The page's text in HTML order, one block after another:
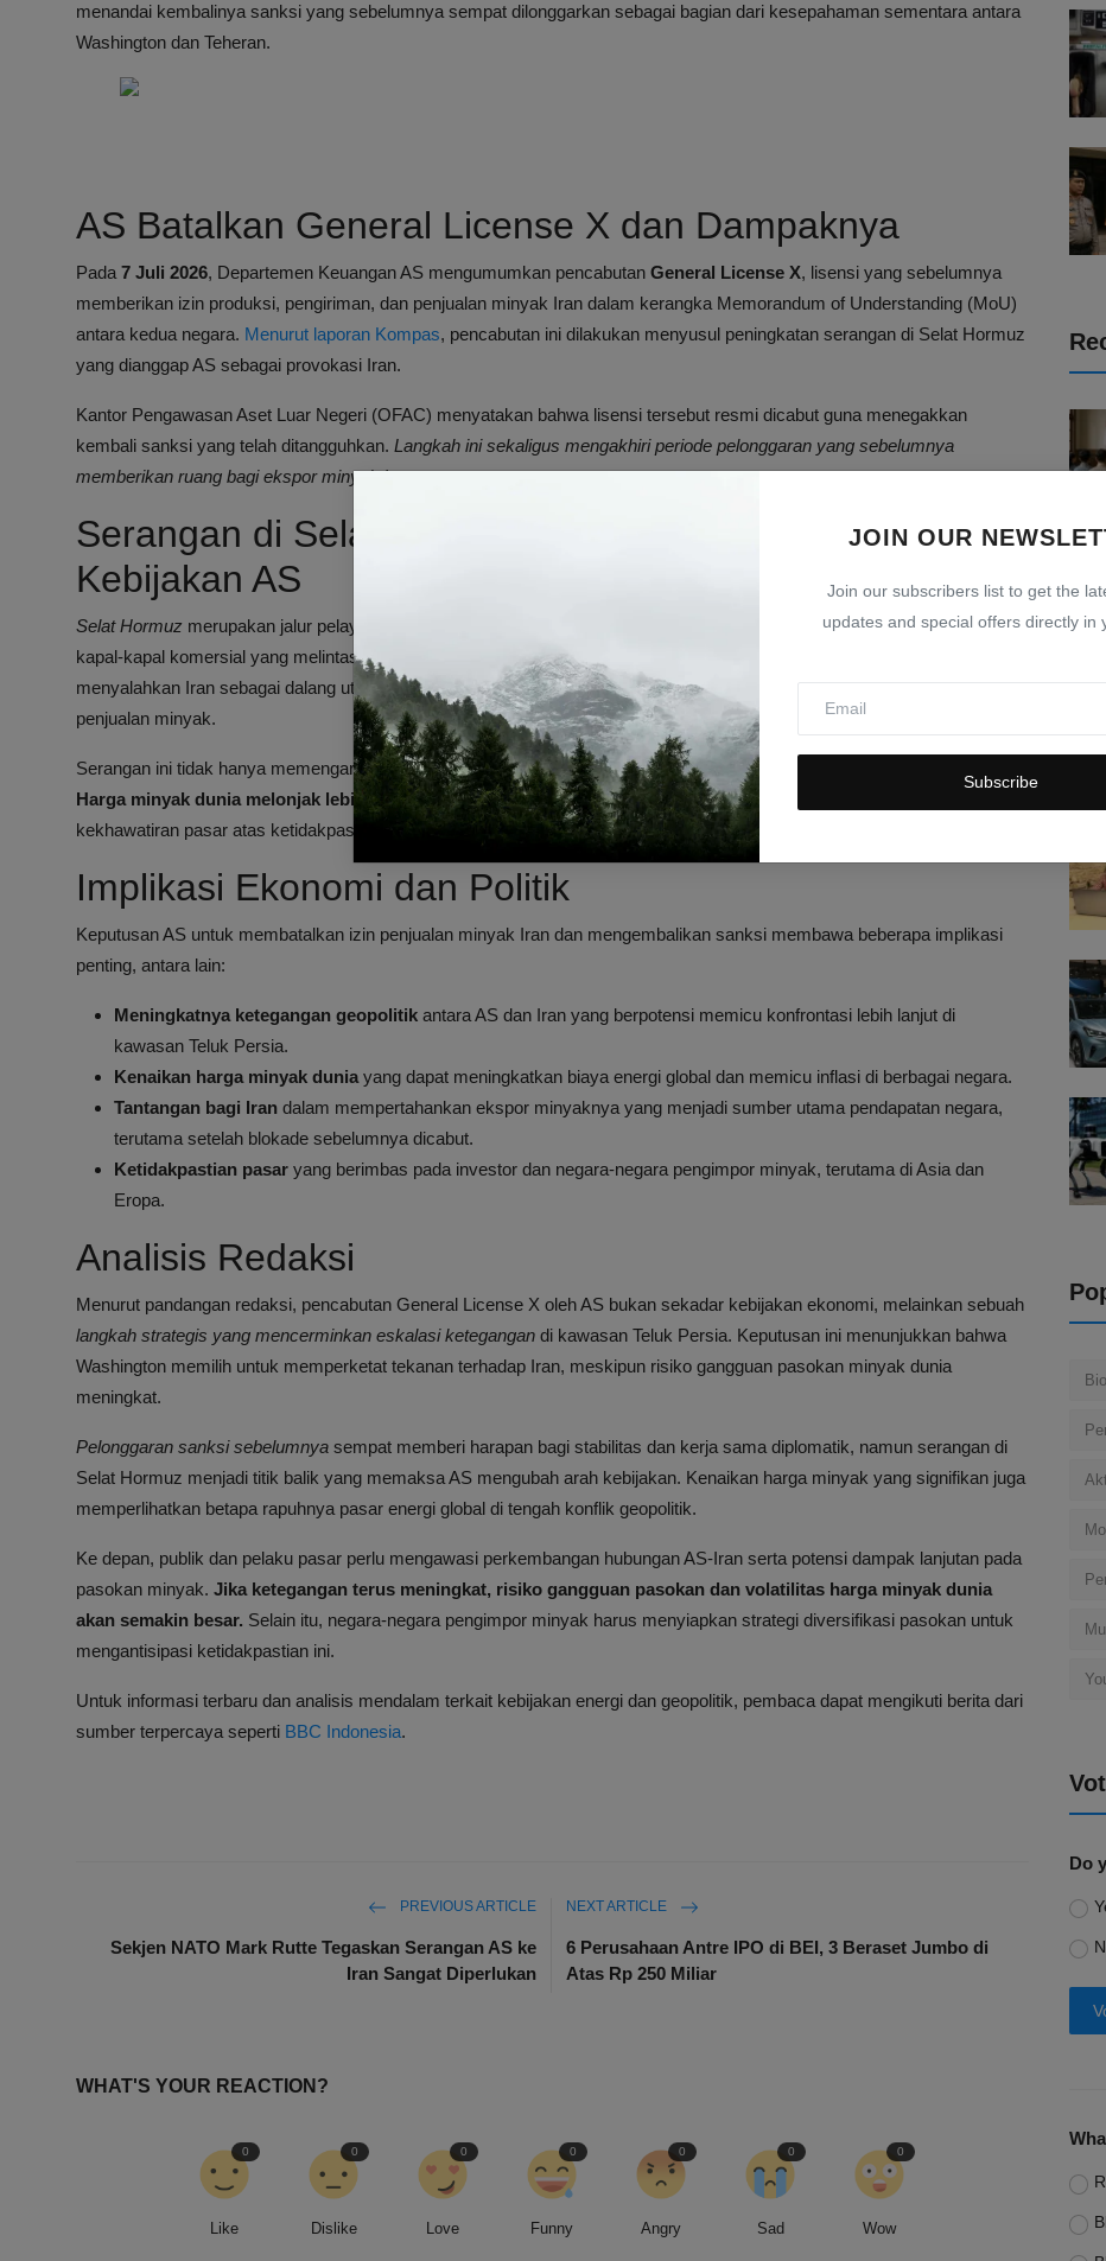
JOIN OUR
Join our subscribers list to get the
updates and special offers directly in
Subscribe
menandai kembalinya sanksi yang sebelumnya sempat dilonggarkan sebagai bagian dari kesepahaman sementara antara
Washington dan Teheran.
AS Batalkan General License X dan Dampaknya
Pada 7 Juli 2026, Departemen Keuangan AS mengumumkan pencabutan General License X, lisensi yang sebelumnya
memberikan izin produksi, pengiriman, dan penjualan minyak Iran dalam kerangka Memorandum of Understanding (MoU)
antara kedua negara. Menurut laporan Kompas, pencabutan ini dilakukan menyusul peningkatan serangan di Selat Hormuz
yang dianggap AS sebagai provokasi Iran.
Kantor Pengawasan Aset Luar Negeri (OFAC) menyatakan bahwa lisensi tersebut resmi dicabut guna menegakkan
kembali sanksi yang telah ditangguhkan. Langkah ini sekaligus mengakhiri periode pelonggaran yang sebelumnya
memberikan ruang bagi ekspor minyak Iran.
Serangan di Selat Hormuz dan Hubungannya dengan
Kebijakan AS
Selat Hormuz merupakan jalur pelayaran strategis yang vital bagi pasokan minyak dunia. Serangkaian serangan terhadap
kapal-kapal komersial yang melintas di wilayah ini telah meningkatkan ketegangan antara Iran dan AS. Pejabat AS
menyalahkan Iran sebagai dalang utama di balik insiden-insiden tersebut, yang menjadi alasan utama pencabutan izin
penjualan minyak.
Serangan ini tidak hanya memengaruhi hubungan diplomatik, tetapi juga berdampak langsung pada pasar minyak global.
Harga minyak dunia melonjak lebih dari 5 persensetelah pengumuman kebijakan baru AS ini, mencerminkan
kekhawatiran pasar atas ketidakpastian pasokan minyak dari kawasan yang strategis tersebut.
Implikasi Ekonomi dan Politik
Keputusan AS untuk membatalkan izin penjualan minyak Iran dan mengembalikan sanksi membawa beberapa implikasi
penting, antara lain:
Meningkatnya ketegangan geopolitik antara AS dan Iran yang berpotensi memicu konfrontasi lebih lanjut di
kawasan Teluk Persia.
Kenaikan harga minyak dunia yang dapat meningkatkan biaya energi global dan memicu inflasi di berbagai negara.
Tantangan bagi Iran dalam mempertahankan ekspor minyaknya yang menjadi sumber utama pendapatan negara,
terutama setelah blokade sebelumnya dicabut.
Ketidakpastian pasar yang berimbas pada investor dan negara-negara pengimpor minyak, terutama di Asia dan
Eropa.
Analisis Redaksi
Menurut pandangan redaksi, pencabutan General License X oleh AS bukan sekadar kebijakan ekonomi, melainkan sebuah
langkah strategis yang mencerminkan eskalasi ketegangan di kawasan Teluk Persia. Keputusan ini menunjukkan bahwa
Washington memilih untuk memperketat tekanan terhadap Iran, meskipun risiko gangguan pasokan minyak dunia
meningkat.
Pelonggaran sanksi sebelumnya sempat memberi harapan bagi stabilitas dan kerja sama diplomatik, namun serangan di
Selat Hormuz menjadi titik balik yang memaksa AS mengubah arah kebijakan. Kenaikan harga minyak yang signifikan juga
memperlihatkan betapa rapuhnya pasar energi global di tengah konflik geopolitik.
Ke depan, publik dan pelaku pasar perlu mengawasi perkembangan hubungan AS-Iran serta potensi dampak lanjutan pada
pasokan minyak. Jika ketegangan terus meningkat, risiko gangguan pasokan dan volatilitas harga minyak dunia
akan semakin besar. Selain itu, negara-negara pengimpor minyak harus menyiapkan strategi diversifikasi pasokan untuk
mengantisipasi ketidakpastian ini.
Untuk informasi terbaru dan analisis mendalam terkait kebijakan energi dan geopolitik, pembaca dapat mengikuti berita dari
sumber terpercaya seperti BBC Indonesia.
PREVIOUS ARTICLE
Sekjen NATO Mark Rutte Tegaskan Serangan AS ke
Iran Sangat Diperlukan
NEXT ARTICLE
6 Perusahaan Antre IPO di BEI, 3 Beraset Jumbo di
Atas Rp 250 Miliar
WHAT'S YOUR REACTION?
Like
0
Dislike
0
Love
0
Funny
0
Angry
0
Sad
0
Wow
0
Do